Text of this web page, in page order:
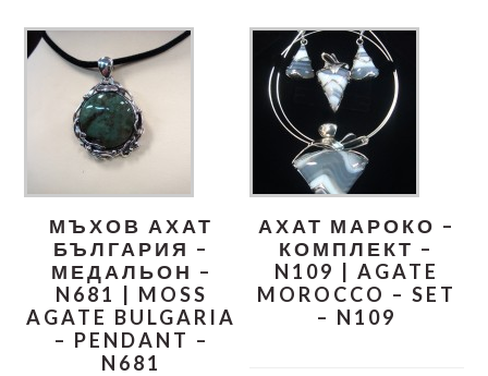
МЪХОВ АХАТ
БЪЛГАРИЯ –
МЕДАЛЬОН –
N681 | MOSS
AGATE BULGARIA
– PENDANT –
N681
АХАТ МАРОКО –
КОМПЛЕКТ –
N109 | AGATE
MOROCCO – SET
– N109